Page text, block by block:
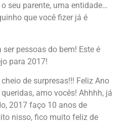
seu parente, uma entidade…
que você fizer já é
pessoas do bem! Este é
para 2017!
de surpresas!!! Feliz Ano
amo vocês! Ahhhh, já
2017 faço 10 anos de
nisso, fico muito feliz de